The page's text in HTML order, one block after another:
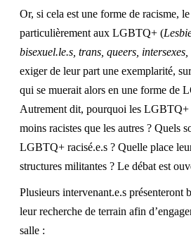
Or, si cela est une forme de racisme,
particulièrement aux LGBTQ+ (
bisexuel.le.s, trans, queers, intersexes,
exiger de leur part une exemplarité,
qui se muerait alors en une forme de
Autrement dit, pourquoi les LGBTQ+
moins racistes que les autres ? Quels
LGBTQ+ racisé.e.s ? Quelle place
structures militantes ? Le débat est
Plusieurs intervenant.e.s présenteront
leur recherche de terrain afin
salle :